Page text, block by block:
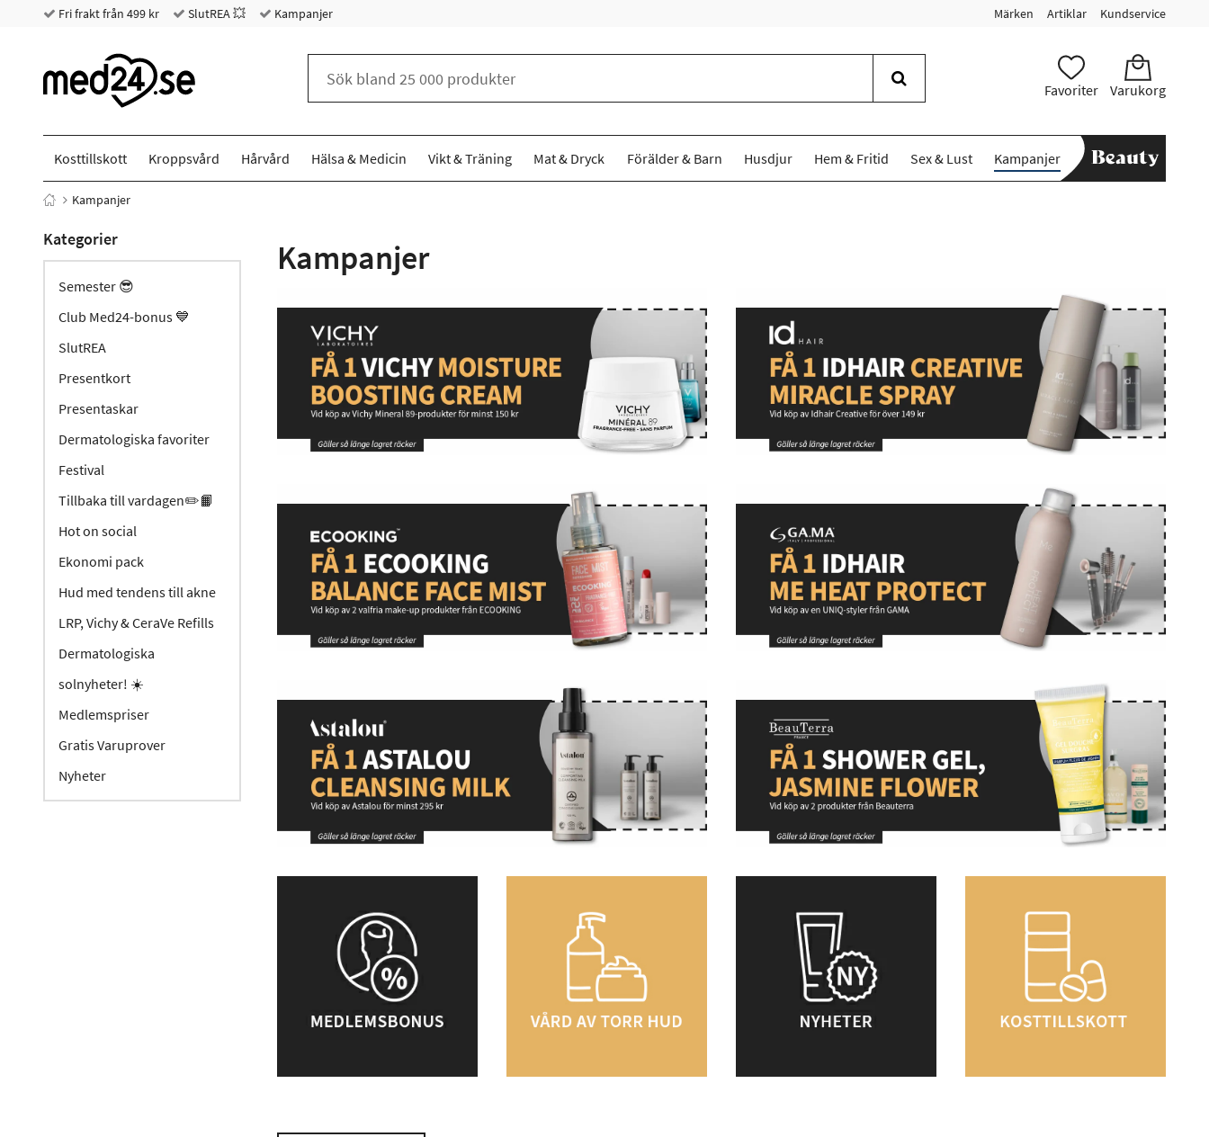
Fri frakt från 499 kr SlutREA 💥 Kampanjer Märken Artiklar Kundservice
Favoriter Varukorg
Kosttillskott Kroppsvård Hårvård Hälsa & Medicin Vikt & Träning Mat & Dryck Förälder & Barn Husdjur Hem & Fritid Sex & Lust Kampanjer
Kampanjer
Kategorier
Semester 😎
Club Med24-bonus 💙
SlutREA
Presentkort
Presentaskar
Dermatologiska favoriter
Festival
Tillbaka till vardagen✏️📙
Hot on social
Ekonomi pack
Hud med tendens till akne
LRP, Vichy & CeraVe Refills
Dermatologiska
solnyheter! ☀️
Medlemspriser
Gratis Varuprover
Nyheter
Kampanjer